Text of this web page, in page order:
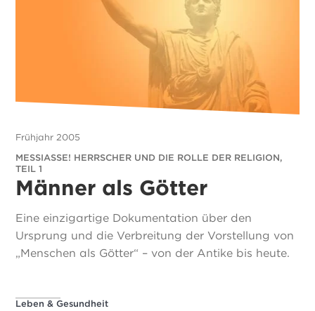
Frühjahr 2005
MESSIASSE! HERRSCHER UND DIE ROLLE DER RELIGION,
TEIL 1
Männer als Götter
Eine einzigartige Dokumentation über den
Ursprung und die Verbreitung der Vorstellung von
„Menschen als Götter“ – von der Antike bis heute.
Leben & Gesundheit